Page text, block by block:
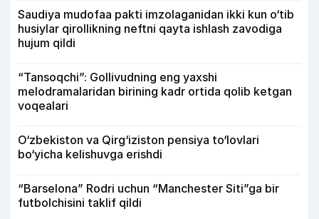
Saudiya mudofaa pakti imzolaganidan ikki kun o‘tib
husiylar qirollikning neftni qayta ishlash zavodiga
hujum qildi
“Tansoqchi”: Gollivudning eng yaxshi
melodramalaridan birining kadr ortida qolib ketgan
voqealari
O‘zbekiston va Qirg‘iziston pensiya to‘lovlari
bo‘yicha kelishuvga erishdi
“Barselona” Rodri uchun “Manchester Siti”ga bir
futbolchisini taklif qildi